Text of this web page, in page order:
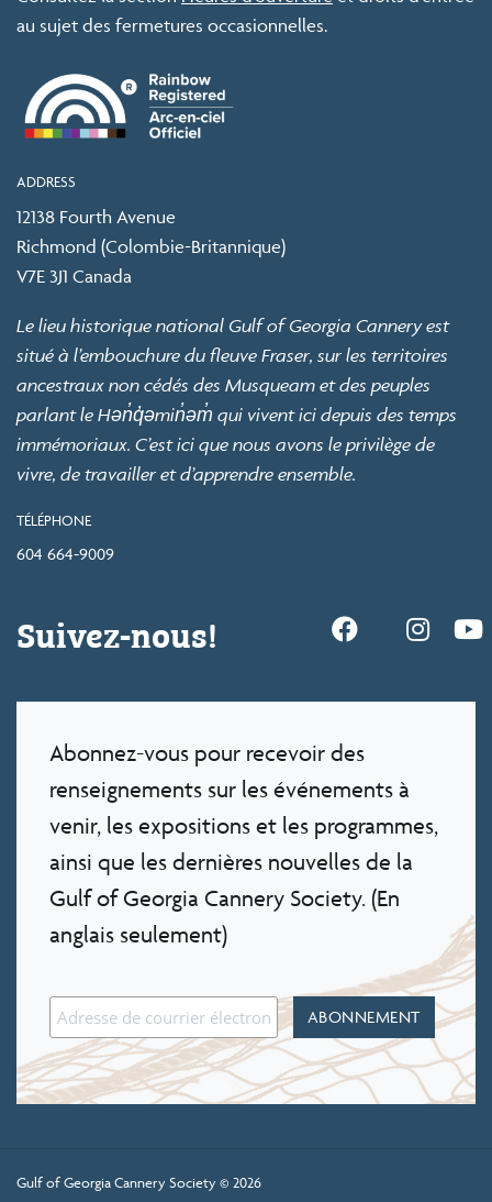
au sujet des fermetures occasionnelles.
ADDRESS
12138 Fourth Avenue
Richmond (Colombie-Britannique)
V7E 3J1 Canada
Le lieu historique national Gulf of Georgia Cannery est
situé à l’embouchure du fleuve Fraser, sur les territoires
ancestraux non cédés des Musqueam et des peuples
parlant le Hən̓q̓əmin̓əm̓ qui vivent ici depuis des temps
immémoriaux. C’est ici que nous avons le privilège de
vivre, de travailler et d’apprendre ensemble.
TÉLÉPHONE
604 664-9009
Suivez-nous!
Abonnez-vous pour recevoir des
renseignements sur les événements à
venir, les expositions et les programmes,
ainsi que les dernières nouvelles de la
Gulf of Georgia Cannery Society. (En
anglais seulement)
Gulf of Georgia Cannery Society © 2026